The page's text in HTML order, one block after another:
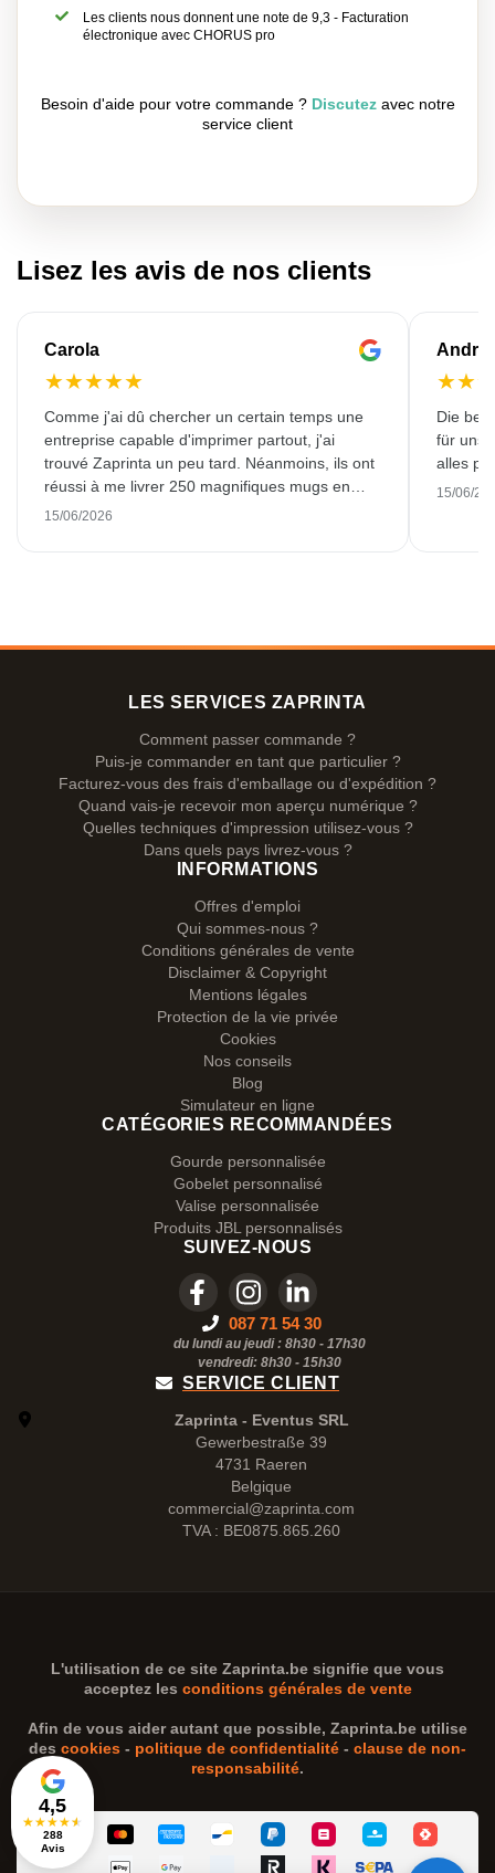
Les clients nous donnent une note de 9,3 - Facturation
électronique avec CHORUS pro
Besoin d'aide pour votre commande ? Discutezavec notre
service client
Lisez les avis de nos clients
Carola
★★★★★
Comme j'ai dû chercher un certain temps une
entreprise capable d'imprimer partout, j'ai
trouvé Zaprinta un peu tard. Néanmoins, ils ont
réussi à me livrer 250 magnifiques mugs en
émail dans les délais. J'en suis très contente.
15/06/2026
★★
Die
für
alles
15/06/
4,5
★★★★★
288
Avis
LES SERVICES ZAPRINTA
Comment passer commande ?
Puis-je commander en tant que particulier ?
Facturez-vous des frais d'emballage ou d'expédition ?
Quand vais-je recevoir mon aperçu numérique ?
Quelles techniques d'impression utilisez-vous ?
Dans quels pays livrez-vous ?
INFORMATIONS
Offres d'emploi
Qui sommes-nous ?
Conditions générales de vente
Disclaimer & Copyright
Mentions légales
Protection de la vie privée
Cookies
Nos conseils
Blog
Simulateur en ligne
CATÉGORIES RECOMMANDÉES
Gourde personnalisée
Gobelet personnalisé
Valise personnalisée
Produits JBL personnalisés
SUIVEZ-NOUS
087 71 54 30
du lundi au jeudi : 8h30 - 17h30
vendredi: 8h30 - 15h30
SERVICE CLIENT
Zaprinta - Eventus SRL
Gewerbestraße 39
4731 Raeren
Belgique
commercial@zaprinta.com
TVA : BE0875.865.260
L'utilisation de ce site Zaprinta.be signifie que vous
acceptez les conditions générales de vente
Afin de vous aider autant que possible, Zaprinta.be utilise
des cookies - politique de confidentialité - clause de non-
responsabilité.